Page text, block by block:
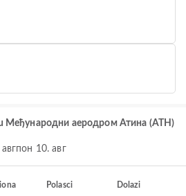
Међународни аеродром Атина (ATH)
пон 10. авг
Polasci Dolazi